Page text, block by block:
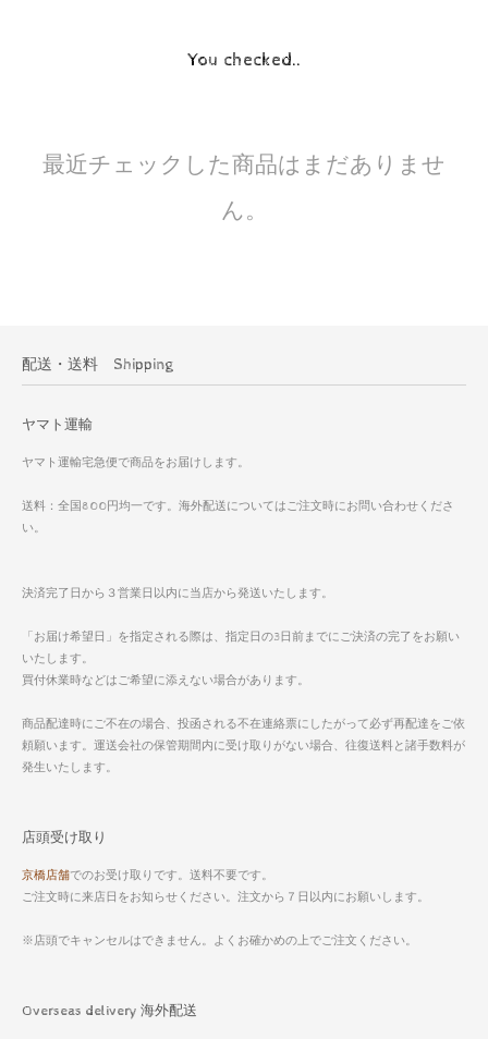
You checked..
最近チェックした商品はまだありませ
ん。
配送・送料 Shipping
ヤマト運輸
ヤマト運輸宅急便で商品をお届けします。
送料：全国800円均一です。海外配送についてはご注文時にお問い合わせくださ
い。
決済完了日から３営業日以内に当店から発送いたします。
「お届け希望日」を指定される際は、指定日の3日前までにご決済の完了をお願い
いたします。
買付休業時などはご希望に添えない場合があります。
商品配達時にご不在の場合、投函される不在連絡票にしたがって必ず再配達をご依
頼願います。運送会社の保管期間内に受け取りがない場合、往復送料と諸手数料が
発生いたします。
店頭受け取り
京橋店舗でのお受け取りです。送料不要です。
ご注文時に来店日をお知らせください。注文から７日以内にお願いします。
※店頭でキャンセルはできません。よくお確かめの上でご注文ください。
Overseas delivery 海外配送